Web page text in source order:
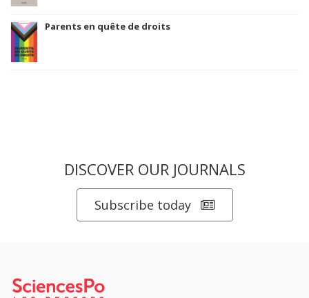
Parents en quête de droits
DISCOVER OUR JOURNALS
Subscribe today